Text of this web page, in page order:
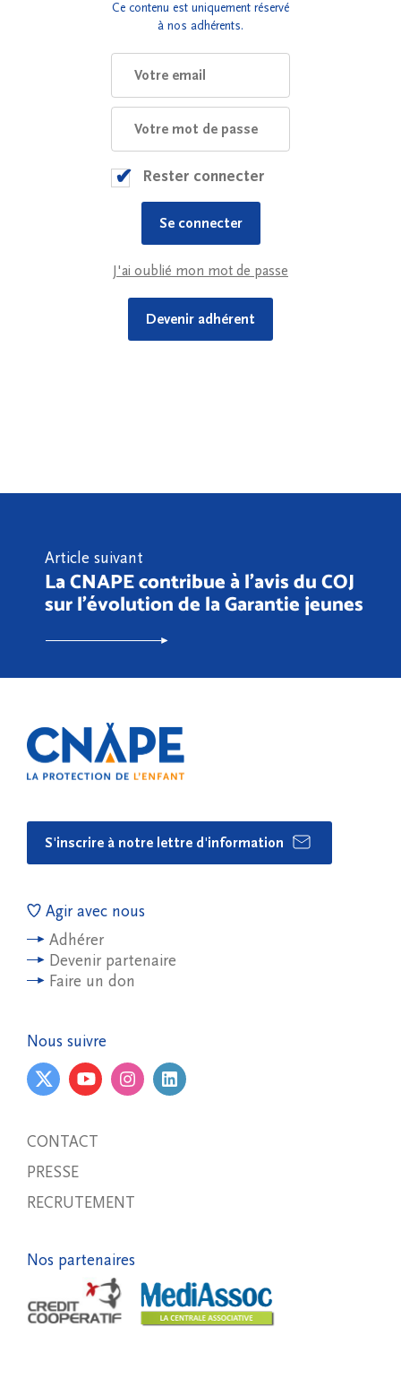
Ce contenu est uniquement réservé
à nos adhérents.
Rester connecter
J'ai oublié mon mot de passe
Devenir adhérent
Article suivant
La CNAPE contribue à l’avis du COJ
sur l’évolution de la Garantie jeunes
S'inscrire à notre lettre d'information
Agir avec nous
Adhérer
Devenir partenaire
Faire un don
Nous suivre
CONTACT
PRESSE
RECRUTEMENT
Nos partenaires